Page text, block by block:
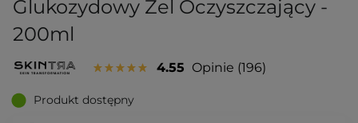
Glukozydowy Żel Oczyszczający -
200ml
4.55 Opinie 196
Produkt dostępny